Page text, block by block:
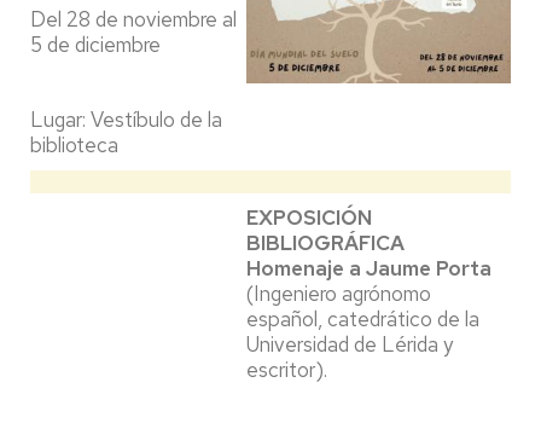
Del 28 de noviembre al
5 de diciembre
Lugar: Vestíbulo de la
biblioteca
EXPOSICIÓN
BIBLIOGRÁFICA
Homenaje a Jaume Porta
(Ingeniero agrónomo
español, catedrático de la
Universidad de Lérida y
escritor).